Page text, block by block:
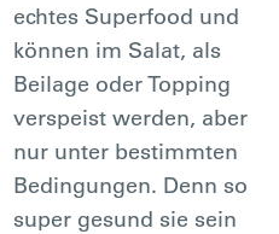
echtes Superfood und
können im Salat, als
Beilage oder Topping
verspeist werden, aber
nur unter bestimmten
Bedingungen. Denn so
super gesund sie sein